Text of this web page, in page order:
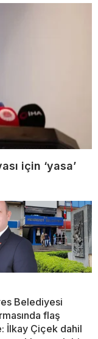
için ‘yasa’
Belediyesi
flaş
İlkay Çiçek dahil